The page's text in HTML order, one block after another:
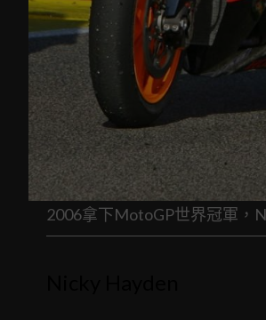
2006拿下MotoGP世界冠軍，